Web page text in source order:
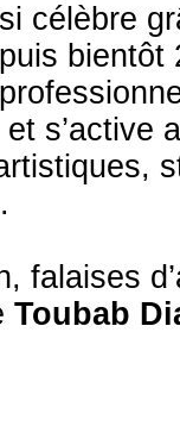
célèbre
falaises
Toubab